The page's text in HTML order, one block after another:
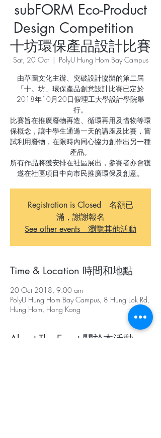
subFORM Eco-Product
Design Competition
十坊環保產品設計比賽
Sat, 20 Oct
  |
PolyU Hung Hom Bay Campus
由草圖文化主辦、突破設計協辦的第二屆
「十。坊」環保產品創意設計比賽已定於
2018年10月20日假理工大學設計學院舉
行。
比賽旨在推廣廢物再造、循環再用及惜物等環
保概念，讓中學生通過一天的講座及比賽，嘗
試利用廢物，在限時內同心協力創作出另一種
產品。
所有作品將獲安排在社區展出，參賽者亦會獲
Registration is Closed 名額已
滿，謝謝報名
See other events 瀏覽其他活動
Time & Location 時間和地點
20 Oct 2018, 9:00 am
PolyU Hung Hom Bay Campus, 8 Hung Lok Rd,
Hung Hom, Hong Kong
About The Event 關於本活動